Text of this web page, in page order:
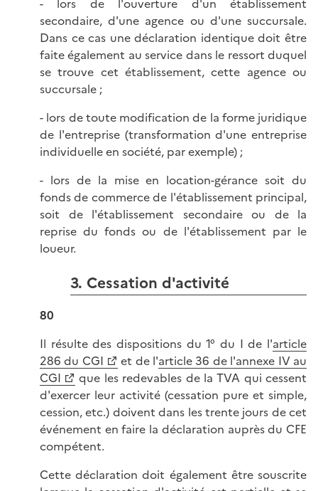
- lors de l'ouverture d'un établissement
secondaire, d'une agence ou d'une succursale.
Dans ce cas une déclaration identique doit être
faite également au service dans le ressort duquel
se trouve cet établissement, cette agence ou
succursale ;
- lors de toute modification de la forme juridique
de l'entreprise (transformation d'une entreprise
individuelle en société, par exemple) ;
- lors de la mise en location-gérance soit du
fonds de commerce de l'établissement principal,
soit de l'établissement secondaire ou de la
reprise du fonds ou de l'établissement par le
loueur.
3. Cessation d'activité
80
Il résulte des dispositions du 1° du I de l'article
286 du CGI
et de l'article 36 de l'annexe IV au
CGI
que les redevables de la TVA qui cessent
d'exercer leur activité (cessation pure et simple,
cession, etc.) doivent dans les trente jours de cet
événement en faire la déclaration auprès du CFE
compétent.
Cette déclaration doit également être souscrite